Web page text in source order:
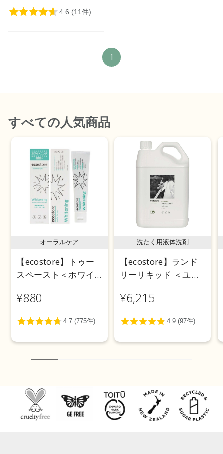
1
すべての人気商品
オーラルケア
【ecostore】トゥー
スペースト＜ホワイ
¥880
洗たく用液体洗剤
【ecostore】ランド
リーリキッド ＜ユー
¥6,215